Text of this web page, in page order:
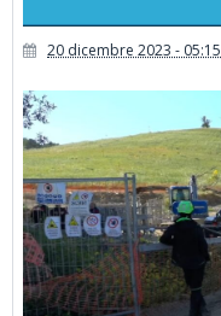
20 dicembre 2023 - 05:15